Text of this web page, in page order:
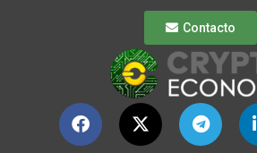
Contacto